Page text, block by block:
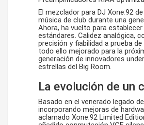
El mezclador para DJ Xone:92
música de club durante una
Ahora, ha vuelto para
estándares. Calidez analógica,
precisión y fiabilidad a prueba de
todo ello mejorado para la
generación de innovadores
estrellas del Big Room.
La evolución de un
Basado en el venerado legado
incorporando mejoras de
aclamado Xone:92 Limited